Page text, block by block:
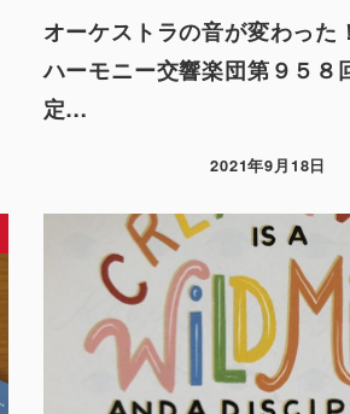
オーケストラの音が変わった
ハーモニー交響楽団第９５８
定…
2021年9月18日